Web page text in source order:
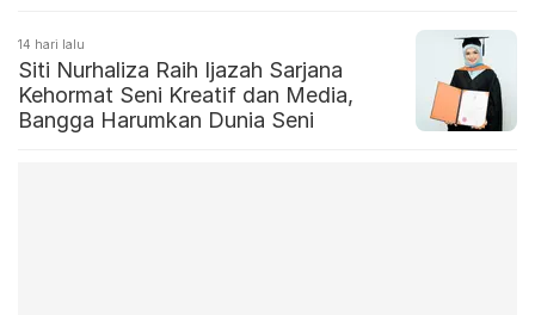
14 hari lalu
Siti Nurhaliza Raih Ijazah Sarjana
Kehormat Seni Kreatif dan Media,
Bangga Harumkan Dunia Seni